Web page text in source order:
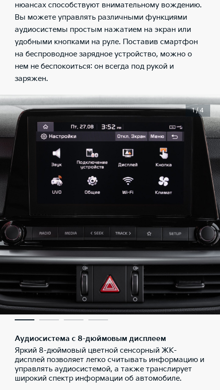
нюансах способствуют внимательному вождению.
Вы можете управлять различными функциями
аудиосистемы простым нажатием на экран или
удобными кнопками на руле. Поставив смартфон
на беспроводное зарядное устройство, можно о
нем не беспокоиться: он всегда под рукой и
заряжен.
Аудиосистема с 8-дюймовым дисплеем
Яркий 8-дюймовый цветной сенсорный ЖК-
дисплей позволяет легко считывать информацию и
управлять аудиосистемой, а также транслирует
широкий спектр информации об автомобиле.
1 / 4